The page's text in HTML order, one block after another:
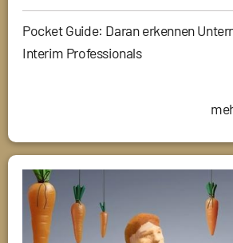
Pocket Guide: Daran erkennen
Interim Professionals